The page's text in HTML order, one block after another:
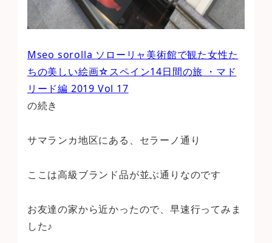
Mseo sorolla ソローリャ美術館で観た女性た
ちの美しい絵画☆スペイン14日間の旅
・マド
リード編 2019 Vol 17
の続き
サマランカ地区にある、セラーノ通り
ここは高級ブランド品が並ぶ通りなのです
お友達の家から近かったので、早速行ってみま
した♪